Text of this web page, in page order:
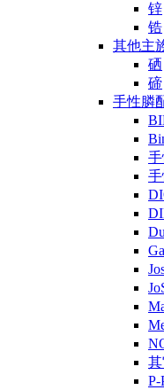
锌
锆
其他主
硒
碲
手性膦
P-